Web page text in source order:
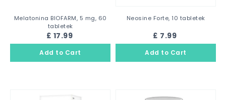
Melatonina BIOFARM, 5 mg, 60
tabletek
£ 17.99
Neosine Forte, 10 tabletek
£ 7.99